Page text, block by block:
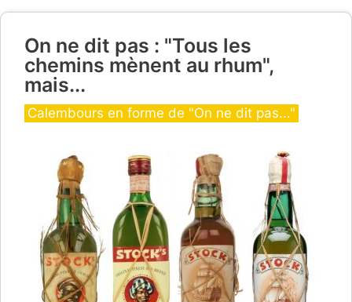
On ne dit pas : "Tous les
chemins mènent au rhum",
mais...
Catégories
Calembours en forme de "On ne dit pas..."